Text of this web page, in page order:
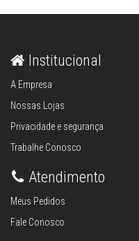
Institucional
A Empresa
Nossas Lojas
Privacidade e segurança
Trabalhe Conosco
Atendimento
Meus Pedidos
Fale Conosco